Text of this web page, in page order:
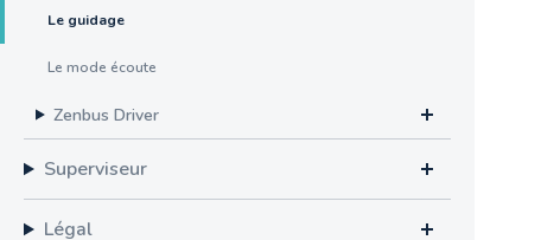
Le guidage
Le mode écoute
Zenbus Driver
Superviseur
Légal